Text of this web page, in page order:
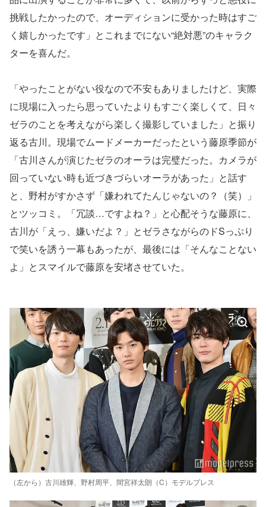
挑戦したかったので、オーディションに受かった時はすご
く嬉しかったです」とこれまでにない“絶対悪”のキャラク
ターを喜んだ。
「やったことがない役なので不安もありましたけど、実際
に現場に入ったら思っていたよりもすごく楽しくて、日々
ゼラのことを考えながら楽しく撮影していました」と振り
返る古川。現場でムードメーカーだったという藤原季節が
「古川さんが演じたゼラのオーラは完璧だった。カメラが
回っていない時も近づきづらいオーラがあった」と話す
と、野村がすかさず「嫌われてたんじゃないの？（笑）」
とツッコミ。「冗談…ですよね？」と心配そうな藤原に、
古川が「えっ、嫌いだよ？」とゼラさながらのドSっぷり
で笑いを誘う一幕もあったが、最後には「そんなことない
よ」とスマイルで藤原を安堵させていた。
（左から）古川雄輝、野村周平、間宮祥太朗（C）モデルプレス